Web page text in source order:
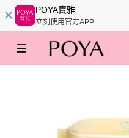
POYA寶雅
立刻使用官方APP